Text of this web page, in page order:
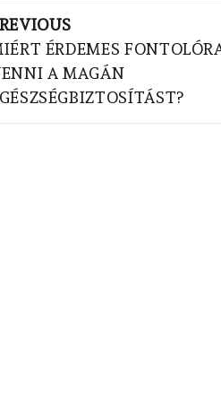
ÉRDEMES
A MAGÁN